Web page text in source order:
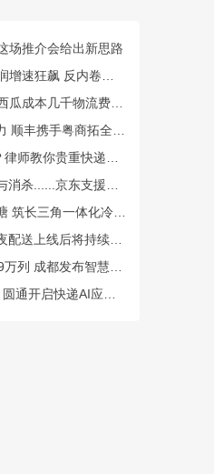
场推介会给出新思路
飙 反内卷效果显现
千物流费上万谁来解？
携手粤商拓全球市场
贵重快递丢失如何维权
京东支援广西灾后重建
角一体化冷链中枢基地
后将持续挤压快递巨头
发布智慧物流“双清单”
快递AI应用规模化落地